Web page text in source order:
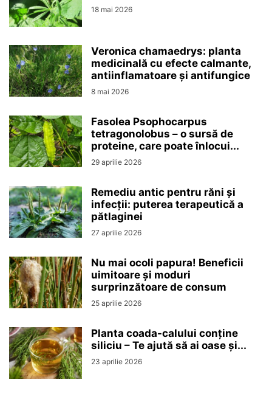
18 mai 2026
Veronica chamaedrys: planta
medicinală cu efecte calmante,
antiinflamatoare și antifungice
8 mai 2026
Fasolea Psophocarpus
tetragonolobus – o sursă de
proteine, care poate înlocui...
29 aprilie 2026
Remediu antic pentru răni și
infecții: puterea terapeutică a
pătlaginei
27 aprilie 2026
Nu mai ocoli papura! Beneficii
uimitoare și moduri
surprinzătoare de consum
25 aprilie 2026
Planta coada-calului conține
siliciu – Te ajută să ai oase și...
23 aprilie 2026